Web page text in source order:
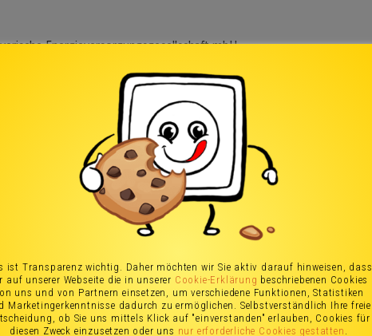
ist Transparenz wichtig. Daher möchten wir Sie aktiv darauf hinweisen, dass
auf unserer Webseite die in unserer Cookie-Erklärung beschriebenen Cookies
uns und von Partnern einsetzen, um verschiedene Funktionen, Statistiken
Marketingerkenntnisse dadurch zu ermöglichen. Selbstverständlich Ihre freie
ob Sie uns mittels Klick auf "einverstanden" erlauben, Cookies für
diesen Zweck einzusetzen oder uns nur erforderliche Cookies gestatten